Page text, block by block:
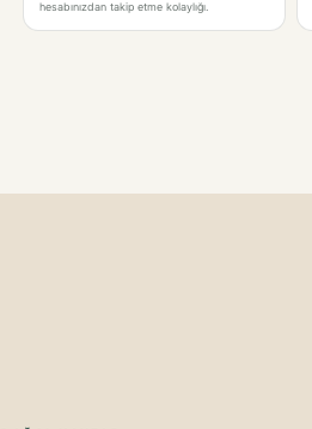
hesabınızdan takip etme kolaylığı.